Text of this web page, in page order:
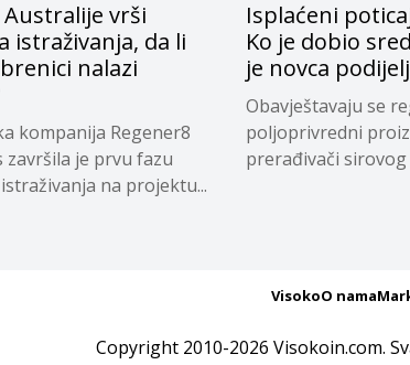
Australije vrši
istraživanja, da li
nalazi
kompanija Regener8
završila je prvu fazu
na projektu...
Isplaćeni
Ko je dobio
je novca
Obavještavaju se
poljoprivredni
prerađivači sirovog
VisokoO nama
Copyright 2010-2026 Visokoin.com.